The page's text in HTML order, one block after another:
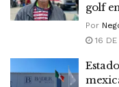
golf
Por
16 DE